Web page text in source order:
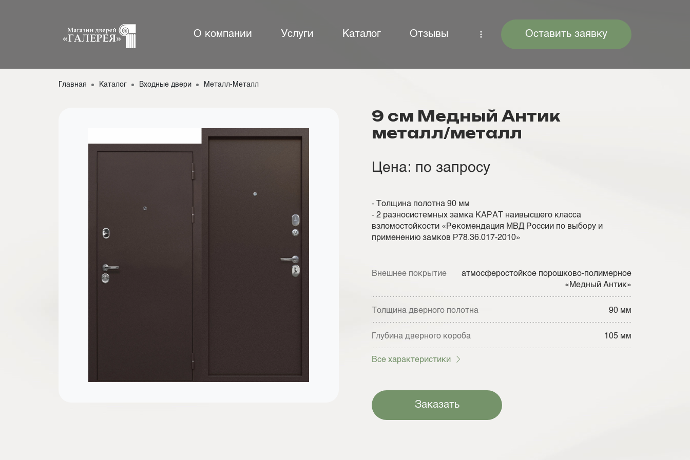
О компании Услуги Каталог Отзывы Оставить заявку
Главная Каталог Входные двери Металл-Металл
9 см Медный Антик
металл/металл
Цена: по запросу
- Толщина полотна 90 мм
- 2 разносистемных замка КАРАТ наивысшего класса
взломостойкости «Рекомендация МВД России по выбору и
применению замков Р78.36.017-2010»
Внешнее покрытие
атмосферостойкое порошково-полимерное
«Медный Антик»
Толщина дверного полотна 90 мм
Глубина дверного короба 105 мм
Все характеристики
Заказать